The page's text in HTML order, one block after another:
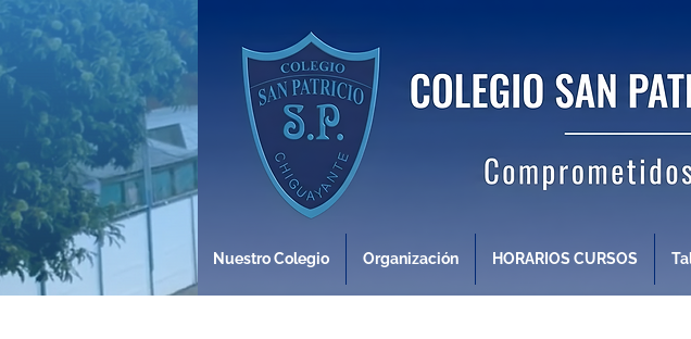
Nuestro Colegio Organización HORARIOS CURSOS